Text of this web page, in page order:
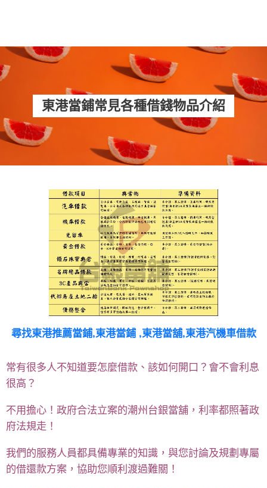
東港當鋪常見各種借錢物品介紹
尋找東港推薦當鋪,東港當鋪 ,東港當舖,東港汽機車借款
常有很多人不知道要怎麼借款、該如何開口？會不會利息
很高？
不用擔心！政府合法立案的潮州台銀當舖，利率都照著政
府法規走！
我們的服務人員都具備專業的知識，與您討論及規劃專屬
的借還款方案，協助您順利渡過難關！